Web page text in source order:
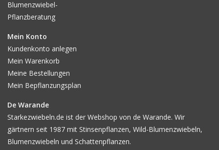
Blumenzwiebel-
Pflanzberatung
Mein Konto
Kundenkonto anlegen
Mein Warenkorb
Meine Bestellungen
Mein Bepflanzungsplan
De Warande
Starkezwiebeln.de ist der Webshop von de Warande. Wir
gärtnern seit 1987 mit Stinsenpflanzen, Wild-Blumenzwiebeln,
Blumenzwiebeln und Schattenpflanzen.